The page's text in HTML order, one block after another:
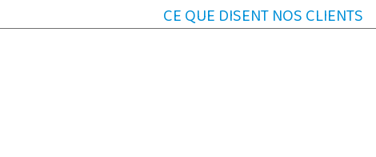
CE QUE DISENT NOS CLIENTS